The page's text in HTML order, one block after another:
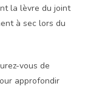
la lèvre du joint
à sec lors du
vous de
approfondir